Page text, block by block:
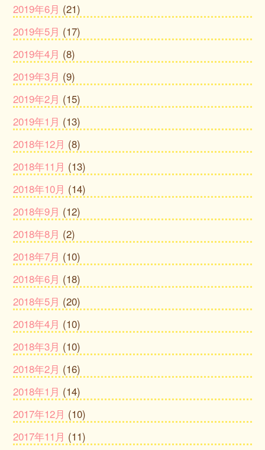
2019年6月 (21)
2019年5月 (17)
2019年4月 (8)
2019年3月 (9)
2019年2月 (15)
2019年1月 (13)
2018年12月 (8)
2018年11月 (13)
2018年10月 (14)
2018年9月 (12)
2018年8月 (2)
2018年7月 (10)
2018年6月 (18)
2018年5月 (20)
2018年4月 (10)
2018年3月 (10)
2018年2月 (16)
2018年1月 (14)
2017年12月 (10)
2017年11月 (11)